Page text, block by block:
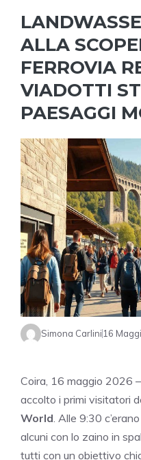
ALLA
FERROVIA
VIADOTTI
PAESAGGI
Simona Carlini16
Coira, 16 maggio 2026
accolto i primi visitatori
World . Alle 9:30
alcuni con lo zaino in
tutti con un obiettivo